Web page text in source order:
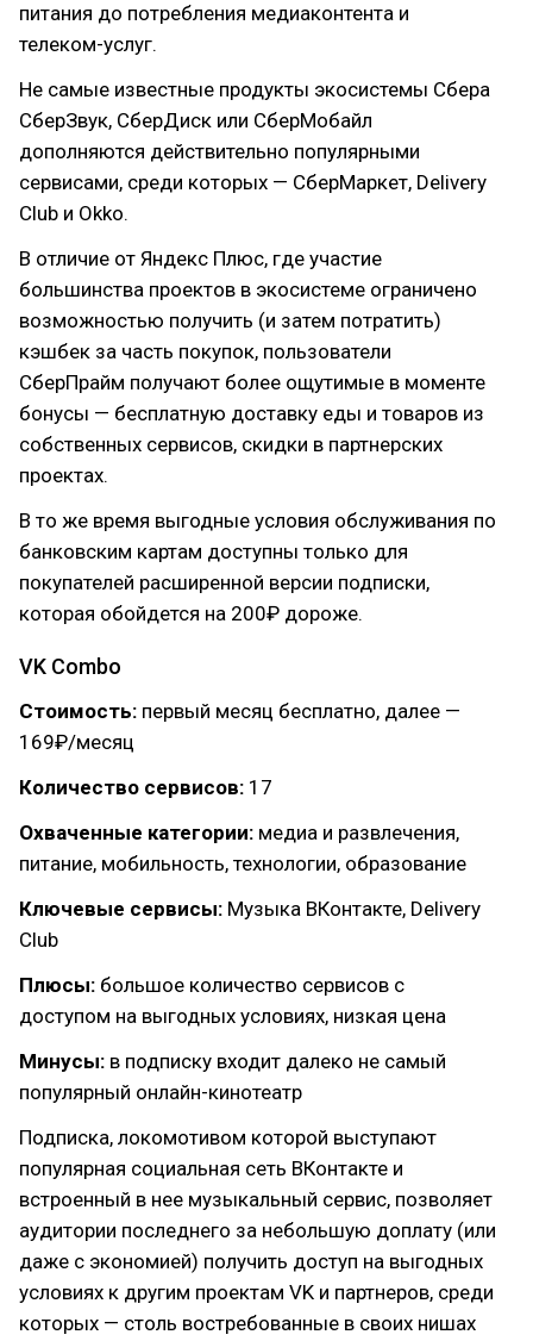
питания до потребления медиаконтента и
телеком-услуг.
Не самые известные продукты экосистемы Сбера
СберЗвук, СберДиск или СберМобайл
дополняются действительно популярными
сервисами, среди которых — СберМаркет, Delivery
Club и Okko.
В отличие от Яндекс Плюс, где участие
большинства проектов в экосистеме ограничено
возможностью получить (и затем потратить)
кэшбек за часть покупок, пользователи
СберПрайм получают более ощутимые в моменте
бонусы — бесплатную доставку еды и товаров из
собственных сервисов, скидки в партнерских
проектах.
В то же время выгодные условия обслуживания по
банковским картам доступны только для
покупателей расширенной версии подписки,
которая обойдется на 200₽ дороже.
VK Combo
Стоимость: первый месяц бесплатно, далее —
169₽/месяц
Количество сервисов: 17
Охваченные категории: медиа и развлечения,
питание, мобильность, технологии, образование
Ключевые сервисы: Музыка ВКонтакте, Delivery
Club
Плюсы: большое количество сервисов с
доступом на выгодных условиях, низкая цена
Минусы: в подписку входит далеко не самый
популярный онлайн-кинотеатр
Подписка, локомотивом которой выступают
популярная социальная сеть ВКонтакте и
встроенный в нее музыкальный сервис, позволяет
аудитории последнего за небольшую доплату (или
даже с экономией) получить доступ на выгодных
условиях к другим проектам VK и партнеров, среди
которых — столь востребованные в своих нишах